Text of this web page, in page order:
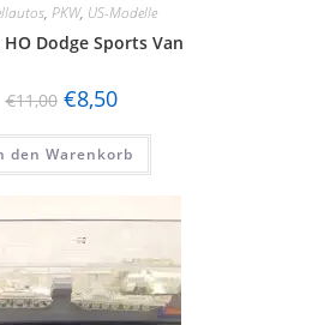
, PKW, US-Modelle
Dodge Sports Van
€11,00 €8,50
den Warenkorb